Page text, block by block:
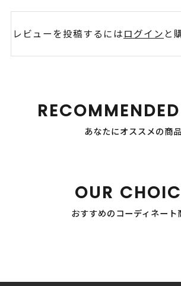
レビューを投稿するにはログイン と
あなたにオススメの商品
OUR
おすすめのコーディネート